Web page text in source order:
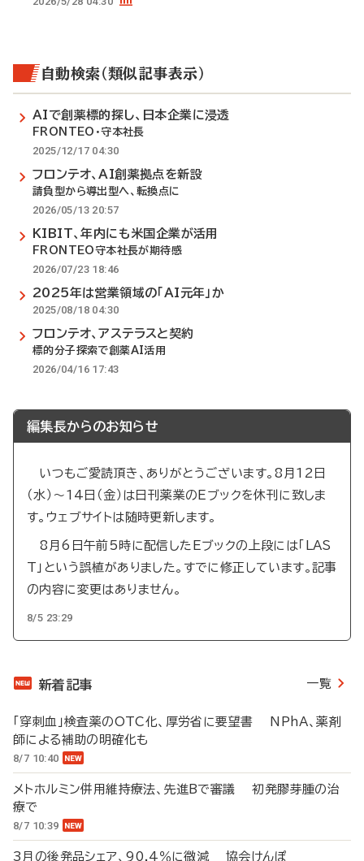
自動検索（類似記事表示）
AIで創薬標的探し、日本企業に浸透
FRONTEO・守本社長
2025/12/17 04:30
フロンテオ、AI創薬拠点を新設
請負型から導出型へ、転換点に
2026/05/13 20:57
KIBIT、年内にも米国企業が活用
FRONTEO守本社長が期待感
2026/07/23 18:46
2025年は営業領域の「AI元年」か
2025/08/18 04:30
フロンテオ、アステラスと契約
標的分子探索で創薬AI活用
2026/04/16 17:43
編集長からのお知らせ
いつもご愛読頂き、ありがとうございます。8月12日
（水）～14日（金）は日刊薬業のEブックを休刊に致しま
す。ウェブサイトは随時更新します。
8月6日午前5時に配信したEブックの上段には「LAS
T」という誤植がありました。すでに修正しています。記事
の内容に変更はありません。
8/5 23:29
新着記事 一覧
「穿刺血」検査薬のOTC化、厚労省に要望書 NPhA、薬剤
師による補助の明確化も
8/7 10:40
メトホルミン併用維持療法、先進Bで審議 初発膠芽腫の治
療で
8/7 10:39
3月の後発品シェア、90.4％に微減 協会けんぽ